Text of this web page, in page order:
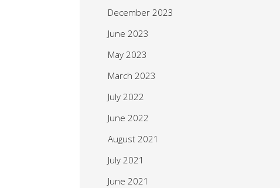
December 2023
June 2023
May 2023
March 2023
July 2022
June 2022
August 2021
July 2021
June 2021